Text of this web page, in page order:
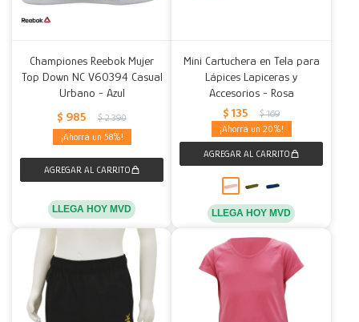
Championes Reebok Mujer
Top Down NC V60394 Casual
Urbano - Azul
$ 985 $ 2.390
58
LLEGA HOY MVD
Mini Cartuchera en Tela para
Lápices Lapiceras y
Accesorios - Rosa
$ 135 $ 169
20
LLEGA HOY MVD